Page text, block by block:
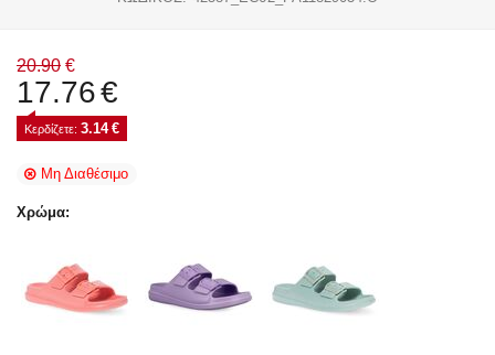
20.90 €
17.76€
Κερδίζετε: 3.14 €
Μη Διαθέσιμο
Χρώμα: